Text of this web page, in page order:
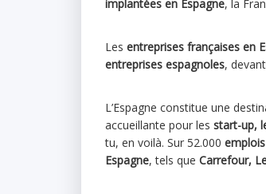
implantées en Espagne, la
Les entreprises françaises en
entreprises espagnoles,
L’Espagne constitue une
accueillante pour les start-up,
tu, en voilà. Sur 52.000
Espagne, tels que Carrefour,